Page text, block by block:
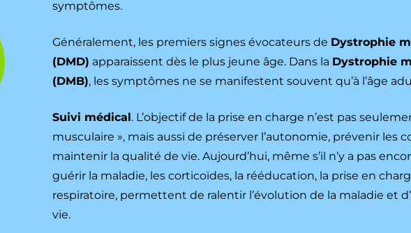
symptômes.
Généralement, les premiers signes évocateurs de Dystrophie
(DMD) apparaissent dès le plus jeune âge. Dans la Dystrophie
(DMB), les symptômes ne se manifestent souvent qu’à l’âge
Suivi médical. L’objectif de la prise en charge n’est pas
musculaire », mais aussi de préserver l’autonomie, prévenir les
maintenir la qualité de vie. Aujourd’hui, même s’il n’y a pas
guérir la maladie, les corticoïdes, la rééducation, la prise en
respiratoire, permettent de ralentir l’évolution de la maladie et
vie.